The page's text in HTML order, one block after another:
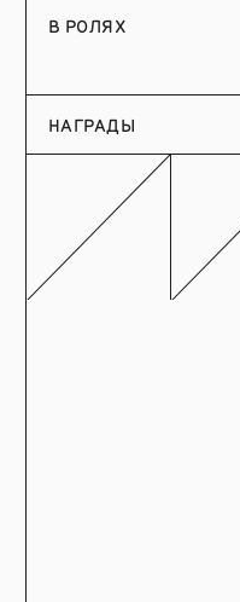
В РОЛЯХ
НАГРАДЫ